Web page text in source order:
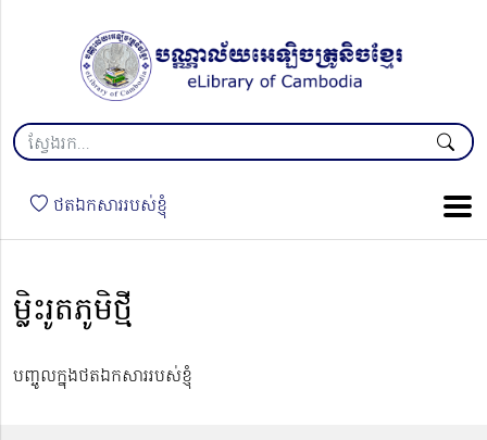
ថតឯកសាររបស់ខ្ញុំ
ម្លិះរូតភូមិថ្មី
បញ្ចូលក្នុងថតឯកសាររបស់ខ្ញុំ